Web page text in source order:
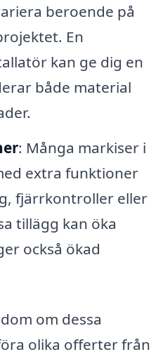
beroende på
En
kan ge dig en
både material
: Många markiser i
extra funktioner
fjärrkontroller eller
tillägg kan öka
också ökad
om dessa
olika offerter från